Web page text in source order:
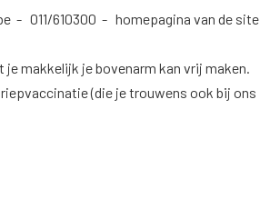
- 011/610300 - homepagina van de site
makkelijk je bovenarm kan vrij maken.
(die je trouwens ook bij ons